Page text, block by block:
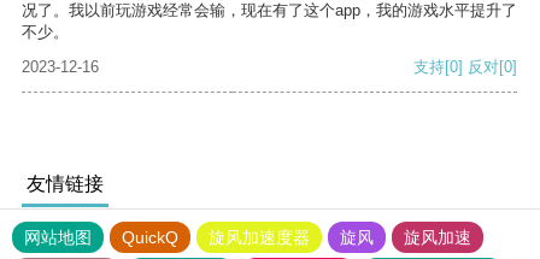
况了。我以前玩游戏经常会输，现在有了这个app，我的游戏水平提升了
不少。
2023-12-16
支持[0] 反对[0]
友情链接
网站地图 QuickQ 旋风加速度器 旋风
旋风加速